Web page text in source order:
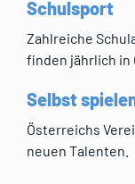
Schulsport
Zahlreiche
finden jährlich in
Selbst
Österreichs
neuen Talenten.